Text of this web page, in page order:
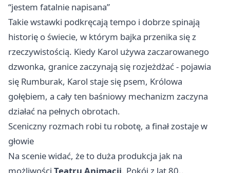
“jestem fatalnie napisana”
Takie wstawki podkręcają tempo i dobrze spinają
historię o świecie, w którym bajka przenika się z
rzeczywistością. Kiedy Karol używa zaczarowanego
dzwonka, granice zaczynają się rozjeżdżać - pojawia
się Rumburak, Karol staje się psem, Królowa
gołębiem, a cały ten baśniowy mechanizm zaczyna
działać na pełnych obrotach.
Sceniczny rozmach robi tu robotę, a finał zostaje w
głowie
Na scenie widać, że to duża produkcja jak na